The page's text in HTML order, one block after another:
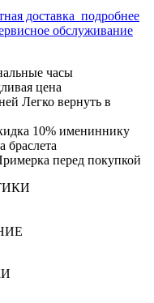
доставка подробнее
обслуживание
часы
цена
Легко вернуть в
10% имениннику
браслета
перед покупкой